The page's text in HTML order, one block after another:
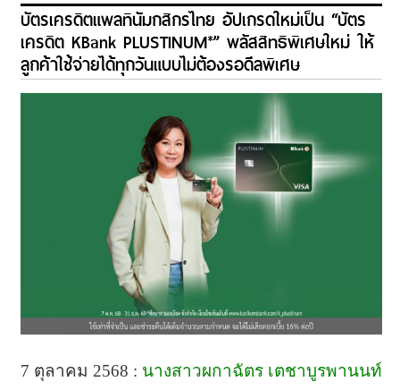
บัตรเครดิตแพลทินัมกสิกรไทย อัปเกรดใหม่เป็น “บัตร
เครดิต KBank PLUSTINUM*” พลัสสิทธิพิเศษใหม่ ให้
ลูกค้าใช้จ่ายได้ทุกวันแบบไม่ต้องรอดีลพิเศษ
7 ตุลาคม 2568 : นางสาวผกาฉัตร เตชาบูรพานนท์